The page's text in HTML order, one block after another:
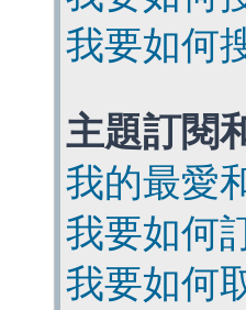
我要如何
主題訂閱
我的最愛
我要如何
我要如何